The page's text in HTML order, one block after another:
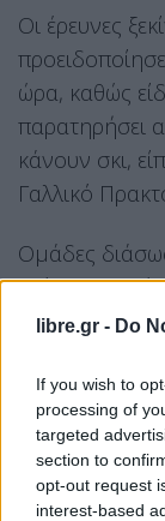
libre.gr - Do
If you wish to
processing of
targeted
section to
opt-out request
interest-based
Οι έρευνες
ώρα, καθώς
παρατηρήσει
κάνουν σκι,
Γαλλικό
Ομάδες
ενός
αυτήν τη
της
Τρεις σοροί
κατάσταση
πηγές στην